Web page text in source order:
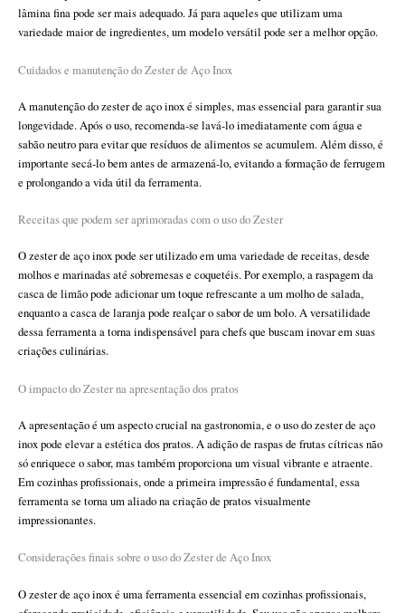
lâmina fina pode ser mais adequado. Já para aqueles que utilizam uma
variedade maior de ingredientes, um modelo versátil pode ser a melhor opção.
Cuidados e manutenção do Zester de Aço Inox
A manutenção do zester de aço inox é simples, mas essencial para garantir sua
longevidade. Após o uso, recomenda-se lavá-lo imediatamente com água e
sabão neutro para evitar que resíduos de alimentos se acumulem. Além disso, é
importante secá-lo bem antes de armazená-lo, evitando a formação de ferrugem
e prolongando a vida útil da ferramenta.
Receitas que podem ser aprimoradas com o uso do Zester
O zester de aço inox pode ser utilizado em uma variedade de receitas, desde
molhos e marinadas até sobremesas e coquetéis. Por exemplo, a raspagem da
casca de limão pode adicionar um toque refrescante a um molho de salada,
enquanto a casca de laranja pode realçar o sabor de um bolo. A versatilidade
dessa ferramenta a torna indispensável para chefs que buscam inovar em suas
criações culinárias.
O impacto do Zester na apresentação dos pratos
A apresentação é um aspecto crucial na gastronomia, e o uso do zester de aço
inox pode elevar a estética dos pratos. A adição de raspas de frutas cítricas não
só enriquece o sabor, mas também proporciona um visual vibrante e atraente.
Em cozinhas profissionais, onde a primeira impressão é fundamental, essa
ferramenta se torna um aliado na criação de pratos visualmente
impressionantes.
Considerações finais sobre o uso do Zester de Aço Inox
O zester de aço inox é uma ferramenta essencial em cozinhas profissionais,